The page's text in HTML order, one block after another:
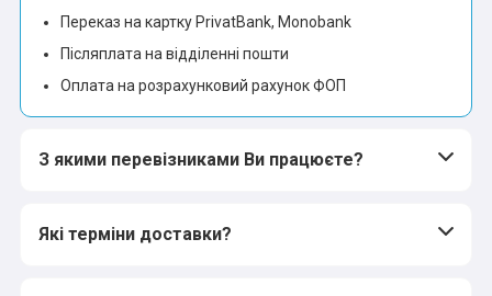
Переказ на картку PrivatBank, Monobank
Післяплата на відділенні пошти
Оплата на розрахунковий рахунок ФОП
З якими перевізниками Ви працюєте?
Які терміни доставки?